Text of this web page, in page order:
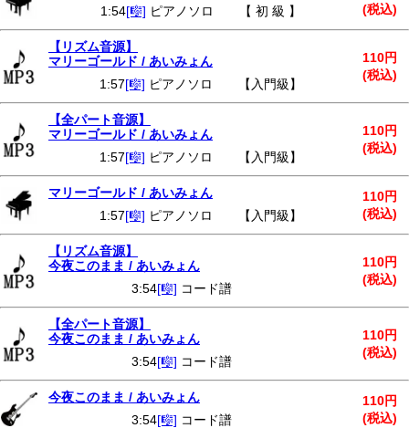
(税込)
1:54[🎼] ピアノソロ 【 初 級 】
【リズム音源】
マリーゴールド / あいみょん
110円
(税込)
1:57[🎼] ピアノソロ 【入門級】
【全パート音源】
マリーゴールド / あいみょん
110円
(税込)
1:57[🎼] ピアノソロ 【入門級】
マリーゴールド / あいみょん
110円
(税込)
1:57[🎼] ピアノソロ 【入門級】
【リズム音源】
今夜このまま / あいみょん
110円
(税込)
3:54[🎼] コード譜
【全パート音源】
今夜このまま / あいみょん
110円
(税込)
3:54[🎼] コード譜
今夜このまま / あいみょん
110円
(税込)
3:54[🎼] コード譜